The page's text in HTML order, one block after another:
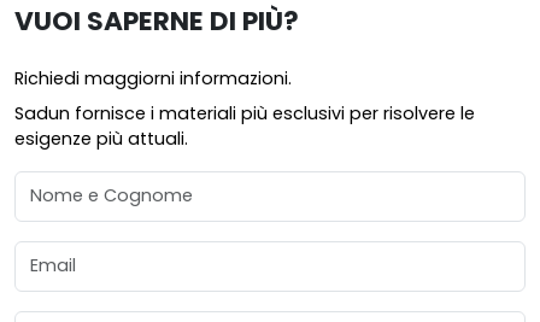
VUOI SAPERNE DI PIÙ?
Richiedi maggiorni informazioni.
Sadun fornisce i materiali più esclusivi per risolvere le
esigenze più attuali.
Nome e Cognome
Email